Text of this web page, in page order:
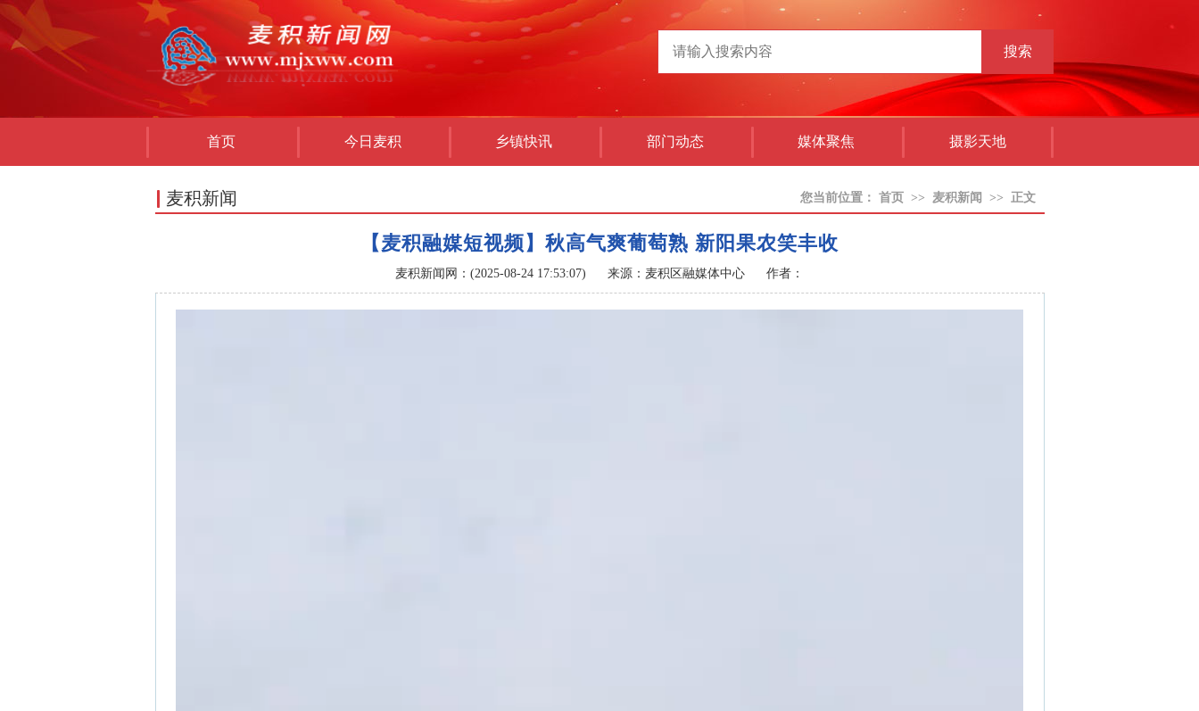
搜索
首页 今日麦积 乡镇快讯 部门动态 媒体聚焦 摄影天地
麦积新闻 您当前位置： 首页 >> 麦积新闻 >> 正文
【麦积融媒短视频】秋高气爽葡萄熟 新阳果农笑丰收
麦积新闻网：(2025-08-24 17:53:07) 来源：麦积区融媒体中心 作者：